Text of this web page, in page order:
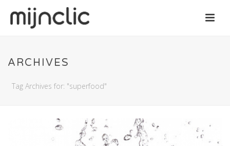
ARCHIVES
Tag Archives for: "superfood"